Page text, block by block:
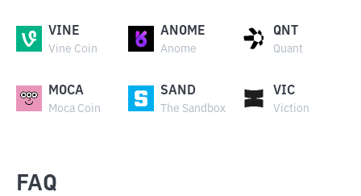
VINE
Vine Coin
ANOME
Anome
QNT
Quant
MOCA
Moca Coin
SAND
The Sandbox
VIC
Viction
FAQ